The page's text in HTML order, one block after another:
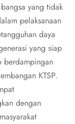
yang tidak
pelaksanaan
daya
yang siap
berdampingan
KTSP.
dengan